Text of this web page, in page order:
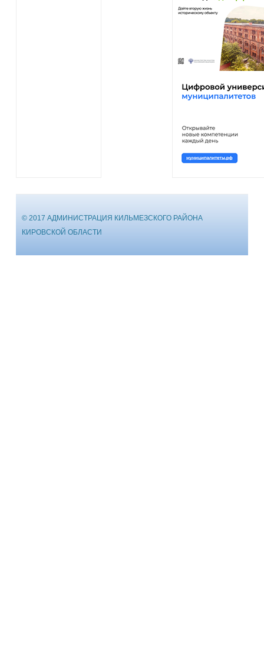
© 2017 АДМИНИСТРАЦИЯ КИЛЬМЕЗСКОГО РАЙОНА
КИРОВСКОЙ ОБЛАСТИ